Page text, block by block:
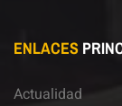
ENLACES
Actualidad